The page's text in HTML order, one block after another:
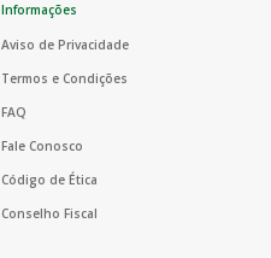
Informações
Aviso de Privacidade
Termos e Condições
FAQ
Fale Conosco
Código de Ética
Conselho Fiscal